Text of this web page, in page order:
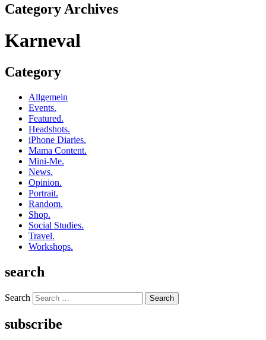
Category Archives
Karneval
Category
Allgemein
Events.
Featured.
Headshots.
iPhone Diaries.
Mama Content.
Mini-Me.
News.
Opinion.
Portrait.
Random.
Shop.
Social Studies.
Travel.
Workshops.
search
Search
subscribe